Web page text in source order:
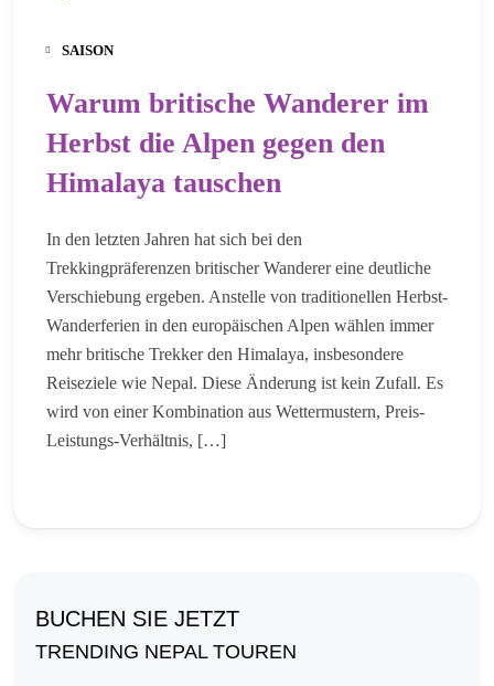
SAISON
Warum britische Wanderer im
Herbst die Alpen gegen den
Himalaya tauschen
In den letzten Jahren hat sich bei den
Trekkingpräferenzen britischer Wanderer eine deutliche
Verschiebung ergeben. Anstelle von traditionellen Herbst-
Wanderferien in den europäischen Alpen wählen immer
mehr britische Trekker den Himalaya, insbesondere
Reiseziele wie Nepal. Diese Änderung ist kein Zufall. Es
wird von einer Kombination aus Wettermustern, Preis-
Leistungs-Verhältnis, […]
BUCHEN SIE JETZT
TRENDING NEPAL TOUREN